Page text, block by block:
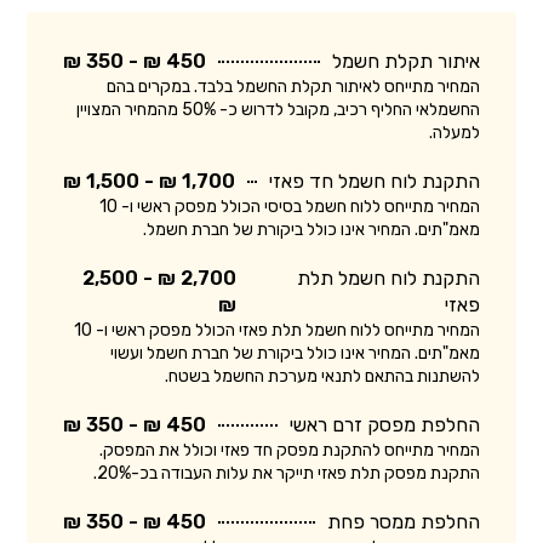
איתור תקלת חשמל 450 ₪ - 350 ₪
המחיר מתייחס לאיתור תקלת החשמל בלבד. במקרים בהם
החשמלאי החליף רכיב, מקובל לדרוש כ- 50% מהמחיר המצויין
למעלה.
התקנת לוח חשמל חד פאזי 1,700 ₪ - 1,500 ₪
המחיר מתייחס ללוח חשמל בסיסי הכולל מפסק ראשי ו- 10
מאמ"תים. המחיר אינו כולל ביקורת של חברת חשמל.
התקנת לוח חשמל תלת
פאזי
2,700 ₪ - 2,500
₪
המחיר מתייחס ללוח חשמל תלת פאזי הכולל מפסק ראשי ו- 10
מאמ"תים. המחיר אינו כולל ביקורת של חברת חשמל ועשוי
להשתנות בהתאם לתנאי מערכת החשמל בשטח.
החלפת מפסק זרם ראשי 450 ₪ - 350 ₪
המחיר מתייחס להתקנת מפסק חד פאזי וכולל את המפסק.
התקנת מפסק תלת פאזי תייקר את עלות העבודה בכ-20%.
החלפת ממסר פחת 450 ₪ - 350 ₪